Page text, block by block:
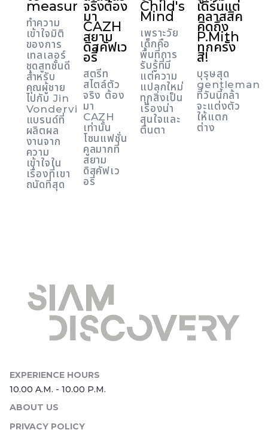
measure
ทำความ
เข้าใจมิติ
ของการ
เทลเลอร์
ชุดสูทชั้นดี
สำหรับ
คุณผู้ชาย
ไปกับ Jin
Vondervic
แบรนด์ที่
ผลิตผล
งานจาก
ความ
เข้าใจใน
เรื่องที่เขา
ถนัดที่สุด
จริงต้อง
มา
CAZH
สยาม
ดิสคัฟเว
อรี่
สตรีท
สไตล์ตัว
จริง ต้อง
มา
CAZH
เท่านั้น
โซนแฟชั่น
คูลมากที่
สยาม
ดิสคัฟเว
อรี่
Child's
Mind
เพราะวัย
เด็กคือ
พื้นที่การ
รับรู้ที่มี
แต่ความ
แปลกใหม่
ทุกสิ่งเป็น
เรื่องน่า
สนใจและ
ตื่นตา
เดิร์นแต่
คลาสสิค
คิดถึง
P.Mith
ทุกครั้ง
สิ!
บุรุษสุด
gentleman
ที่วันนี้กล้า
จะแต่งตัว
ให้แตก
ต่าง
ABOUT US
PRIVACY POLICY